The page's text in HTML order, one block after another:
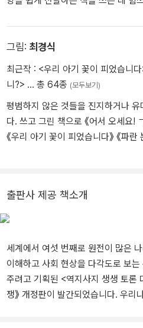
나』 등을 썼다, 어린이 도서로는 『미
『지구에 옷이 너무 많다고?』, 『세계
지구를 구할 시간』, 『차별은 세상을
주인은 나』는 중학교 국어 교과서에
그림: 최경식
최근작 : <우리 아기 꽃이 피었습니
니?> … 총 64종 (모두보기)
평범하지 않은 것들을 진지하거나
다. 쓰고 그린 책으로 《어서 오세요!
《우리 아기 꽃이 피었습니다》 《파란
출판사 제공 책소개
세계에서 여섯 번째로 원전이 많은 나라, 대한민
이해하고 사회 현상을 다각도로 보
주려고 기획된 <역지사지 생생 토론
쟁》 개정판이 발간되었습니다. 우리나라에는 원자력 발전기가 모두